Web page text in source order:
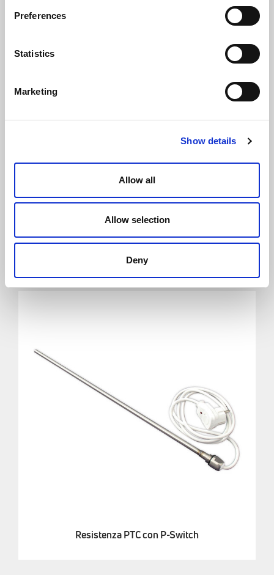
Preferences
Statistics
Marketing
Show details
Allow all
Allow selection
Deny
Termostato Ambiente FCIR
Resistenza PTC con P-Switch